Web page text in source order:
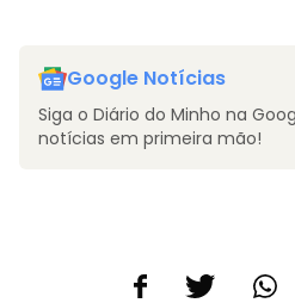
Google Notícias
Siga o Diário do Minho na
notícias em primeira mão!